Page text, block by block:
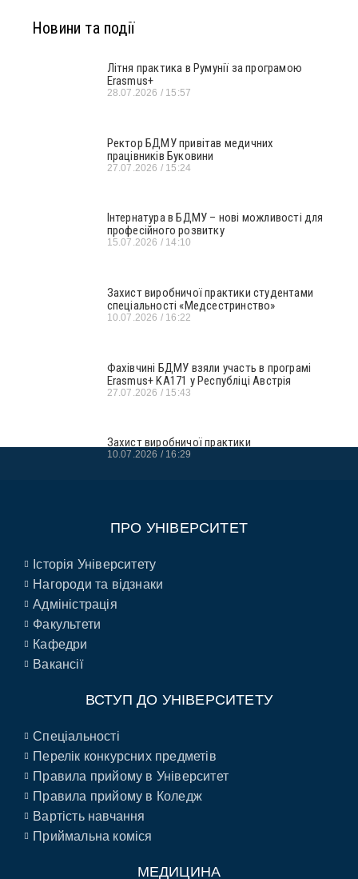
Новини та події
Літня практика в Румунії за програмою
Erasmus+
28.07.2026 15:57
Ректор БДМУ привітав медичних
працівників Буковини
27.07.2026 15:24
Інтернатура в БДМУ – нові можливості для
професійного розвитку
15.07.2026 14:10
Захист виробничої практики студентами
спеціальності «Медсестринство»
10.07.2026 16:22
Фахівчині БДМУ взяли участь в програмі
Erasmus+ KA171 у Республіці Австрія
27.07.2026 15:43
Захист виробничої практики
10.07.2026 16:29
ПРО УНІВЕРСИТЕТ
Історія Університету
Нагороди та відзнаки
Адміністрація
Факультети
Кафедри
Вакансії
ВСТУП ДО УНІВЕРСИТЕТУ
Спеціальності
Перелік конкурсних предметів
Правила прийому в Університет
Правила прийому в Коледж
Вартість навчання
Приймальна коміся
МЕДИЦИНА